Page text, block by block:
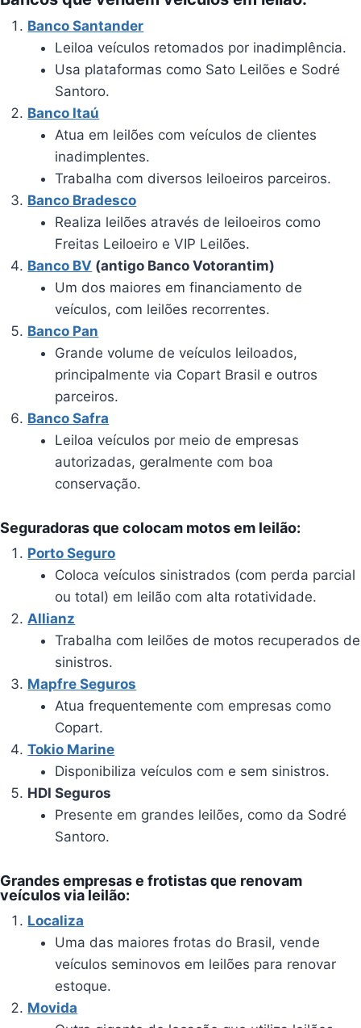
Banco Santander
Leiloa veículos retomados por inadimplência.
Usa plataformas como Sato Leilões e Sodré
Santoro.
Banco Itaú
Atua em leilões com veículos de clientes
inadimplentes.
Trabalha com diversos leiloeiros parceiros.
Banco Bradesco
Realiza leilões através de leiloeiros como
Freitas Leiloeiro e VIP Leilões.
Banco BV (antigo Banco Votorantim)
Um dos maiores em financiamento de
veículos, com leilões recorrentes.
Banco Pan
Grande volume de veículos leiloados,
principalmente via Copart Brasil e outros
parceiros.
Banco Safra
Leiloa veículos por meio de empresas
autorizadas, geralmente com boa
conservação.
Seguradoras que colocam motos em leilão:
Porto Seguro
Coloca veículos sinistrados (com perda parcial
ou total) em leilão com alta rotatividade.
Allianz
Trabalha com leilões de motos recuperados de
sinistros.
Mapfre Seguros
Atua frequentemente com empresas como
Copart.
Tokio Marine
Disponibiliza veículos com e sem sinistros.
HDI Seguros
Presente em grandes leilões, como da Sodré
Santoro.
Grandes empresas e frotistas que renovam
veículos via leilão:
Localiza
Uma das maiores frotas do Brasil, vende
veículos seminovos em leilões para renovar
estoque.
Movida